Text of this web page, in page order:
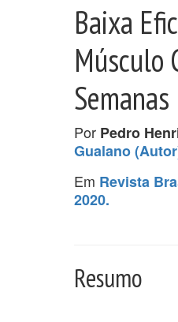
Baixa
Músculo
Semanas
Por Pedro
Gualano
Em Revista
2020.
Resumo